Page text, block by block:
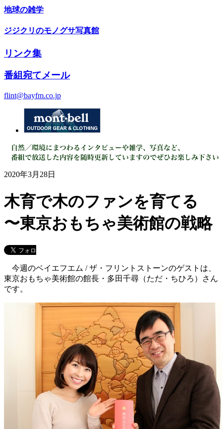
地球の雑学
ジジクリのモノグサ写真館
リンク集
番組宛てメール
flint@bayfm.co.jp
2020年3月28日
木育で木のファンを育てる
〜東京おもちゃ美術館の戦略
今週のベイエフエム / ザ・フリントストーンのゲストは、
東京おもちゃ美術館の館長・多田千尋（ただ・ちひろ）さん
です。